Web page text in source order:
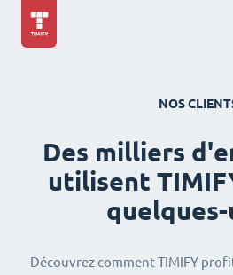
NOS
Des milliers
utilisent
quelques-
Découvrez comment TIMIFY